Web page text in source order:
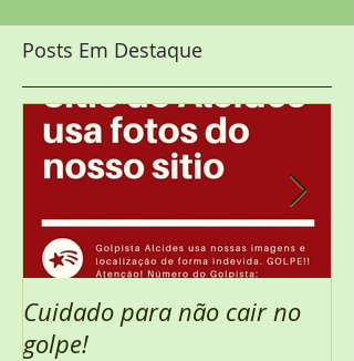
Posts Em Destaque
Cuidado para não cair no
golpe!